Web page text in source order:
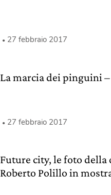
27 febbraio 2017
La marcia dei pinguini
27 febbraio 2017
Future city, le foto
Roberto Polillo in